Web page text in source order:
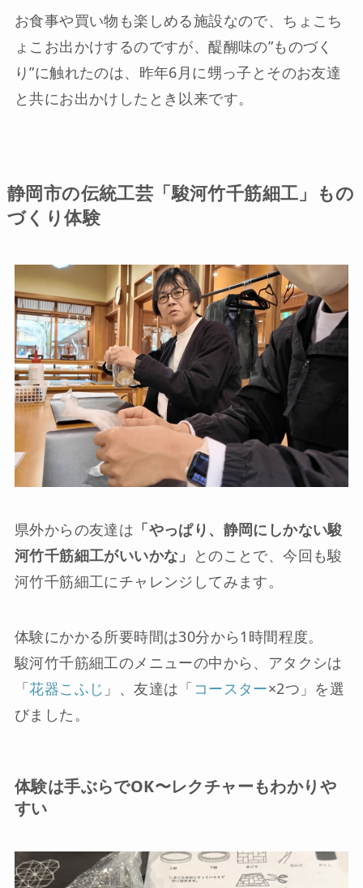
お食事や買い物も楽しめる施設なので、ちょこち
ょこお出かけするのですが、醍醐味の”ものづく
り”に触れたのは、昨年6月に甥っ子とそのお友達
と共にお出かけしたとき以来です。
静岡市の伝統工芸「駿河竹千筋細工」もの
づくり体験
県外からの友達は 「やっぱり、静岡にしかない駿
河竹千筋細工がいいかな」 とのことで、今回も駿
河竹千筋細工にチャレンジしてみます。
体験にかかる所要時間は30分から1時間程度。
駿河竹千筋細工のメニューの中から、アタクシは
「花器こふじ 」、友達は「コースター×2つ」を選
びました。
体験は手ぶらでOK〜レクチャーもわかりや
すい